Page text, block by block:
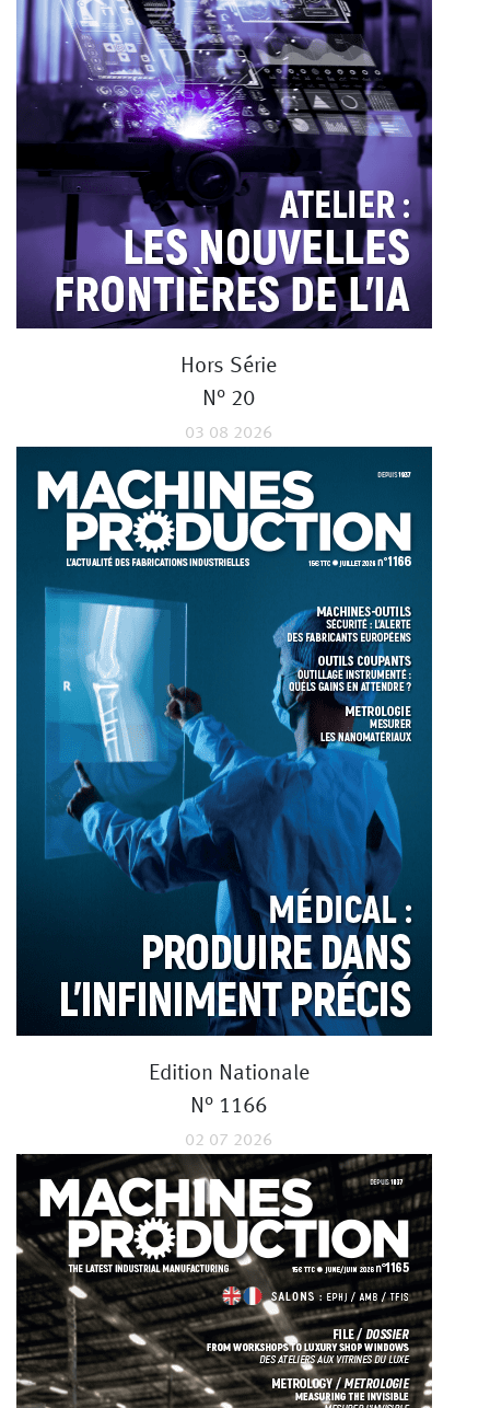
Hors Série
N° 20
03 08 2026
Edition Nationale
N° 1166
02 07 2026